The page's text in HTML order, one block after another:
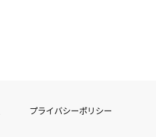
プライバシーポリシー